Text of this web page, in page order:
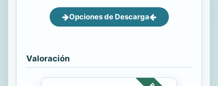
Opciones de Descarga
Valoración